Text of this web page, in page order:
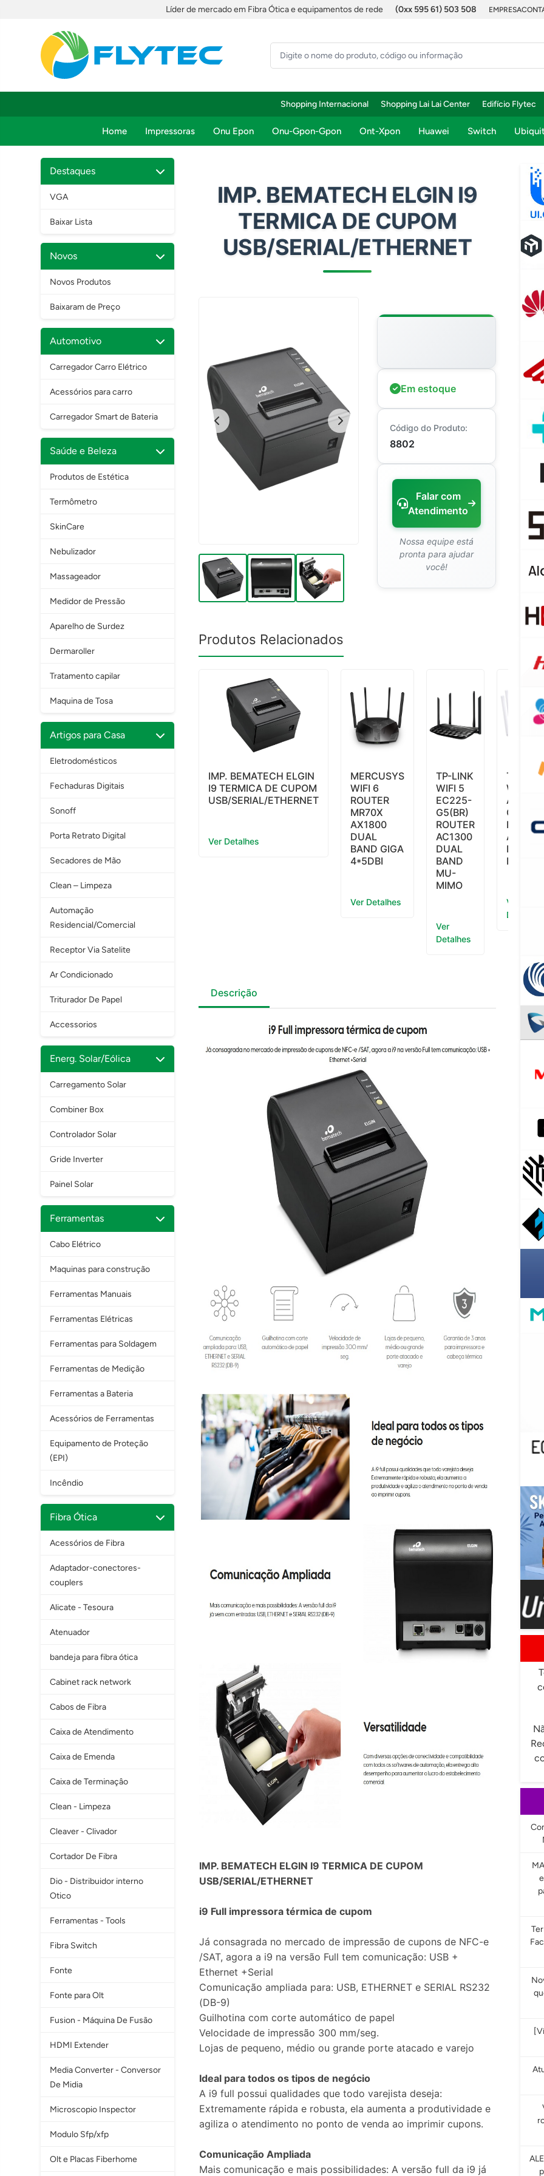
Líder de mercado em Fibra Ótica e equipamentos de rede (0xx 595 61) 503 508 EMPRESA
Shopping Internacional Shopping Lai Lai Center Edifício Flytec
Home Impressoras Onu Epon Onu-Gpon-Gpon Ont-Xpon Huawei Switch
Destaques
VGA
Baixar Lista
Novos
Novos Produtos
Baixaram de Preço
Automotivo
Carregador Carro Elétrico
Acessórios para carro
Carregador Smart de Bateria
Saúde e Beleza
Produtos de Estética
Termômetro
SkinCare
Nebulizador
Massageador
Medidor de Pressão
Aparelho de Surdez
Dermaroller
Tratamento capilar
Maquina de Tosa
Artigos para Casa
Eletrodomésticos
Fechaduras Digitais
Sonoff
Porta Retrato Digital
Secadores de Mão
Clean – Limpeza
Automação
Residencial/Comercial
Receptor Via Satelite
Ar Condicionado
Triturador De Papel
Accessorios
Energ. Solar/Eólica
Carregamento Solar
Combiner Box
Controlador Solar
Gride Inverter
Painel Solar
Ferramentas
Cabo Elétrico
Maquinas para construção
Ferramentas Manuais
Ferramentas Elétricas
Ferramentas para Soldagem
Ferramentas de Medição
Ferramentas a Bateria
Acessórios de Ferramentas
Equipamento de Proteção
(EPI)
Incêndio
Fibra Ótica
Acessórios de Fibra
Adaptador-conectores-
couplers
Alicate - Tesoura
Atenuador
bandeja para fibra ótica
Cabinet rack network
Cabos de Fibra
Caixa de Atendimento
Caixa de Emenda
Caixa de Terminaçâo
Clean - Limpeza
Cleaver - Clivador
Cortador De Fibra
Dio - Distribuidor interno
Otico
Ferramentas - Tools
Fibra Switch
Fonte
Fonte para Olt
Fusion - Máquina De Fusão
HDMI Extender
Media Converter - Conversor
De Midia
Microscopio Inspector
Modulo Sfp/xfp
Olt e Placas Fiberhome
IMP. BEMATECH ELGIN I9
TERMICA DE CUPOM
USB/SERIAL/ETHERNET
Em estoque
Código do Produto:
8802
Falar com
Atendimento
Nossa equipe está
pronta para ajudar
você!
Produtos Relacionados
IMP. BEMATECH ELGIN
I9 TERMICA DE CUPOM
USB/SERIAL/ETHERNET
Ver Detalhes
MERCUSYS
WIFI 6
ROUTER
MR70X
AX1800
DUAL
BAND GIGA
4*5DBI
Ver Detalhes
TP-LINK
WIFI 5
EC225-
G5(BR)
ROUTER
AC1300
DUAL
BAND
MU-
MIMO
Ver
Detalhes
TP-LINK
WIFI AC
C21 BR
AC750
DUAL
BAND
Ver
Detalhes
Descrição
IMP. BEMATECH ELGIN I9 TERMICA DE CUPOM
USB/SERIAL/ETHERNET
i9 Full impressora térmica de cupom
Já consagrada no mercado de impressão de cupons de NFC-e
/SAT, agora a i9 na versão Full tem comunicação: USB +
Ethernet +Serial
Comunicação ampliada para: USB, ETHERNET e SERIAL RS232
(DB-9)
Guilhotina com corte automático de papel
Velocidade de impressão 300 mm/seg.
Lojas de pequeno, médio ou grande porte atacado e varejo
Ideal para todos os tipos de negócio
A i9 full possui qualidades que todo varejista deseja:
Extremamente rápida e robusta, ela aumenta a produtividade e
agiliza o atendimento no ponto de venda ao imprimir cupons.
Comunicação Ampliada
Mais comunicação e mais possibilidades: A versão full da i9 já